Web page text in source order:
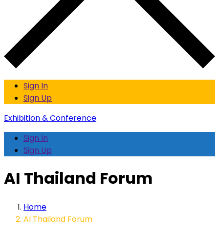
Sign In
Sign Up
Exhibition & Conference
Sign In
Sign Up
AI Thailand Forum
Home
AI Thailand Forum